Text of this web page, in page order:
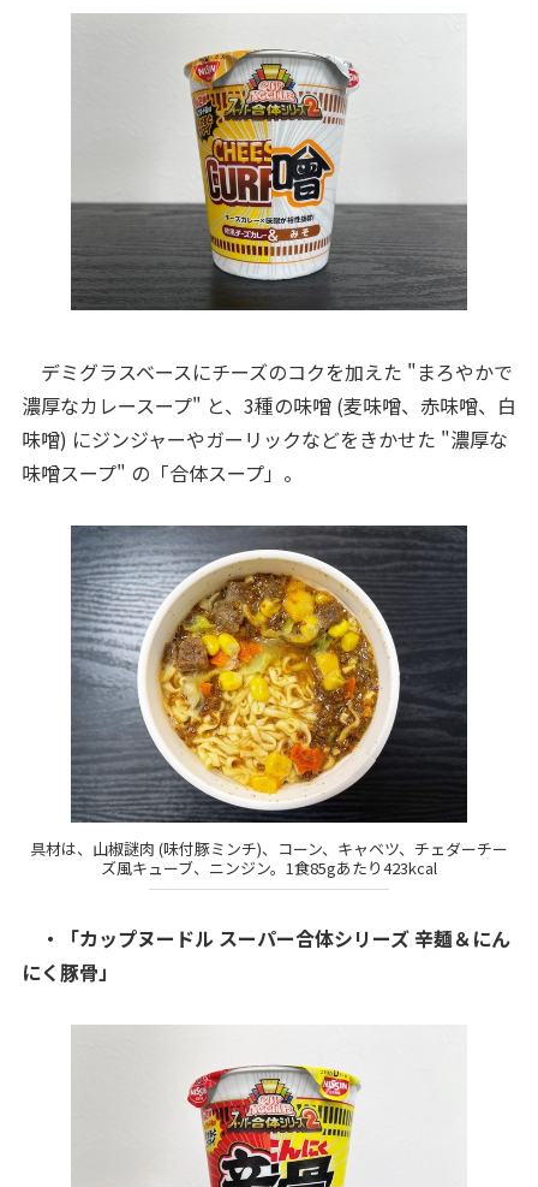
デミグラスベースにチーズのコクを加えた "まろやかで
濃厚なカレースープ" と、3種の味噌 (麦味噌、赤味噌、白
味噌) にジンジャーやガーリックなどをきかせた "濃厚な
味噌スープ" の「合体スープ」。
具材は、山椒謎肉 (味付豚ミンチ)、コーン、キャベツ、チェダーチー
ズ風キューブ、ニンジン。1食85gあたり423kcal
・「カップヌードル スーパー合体シリーズ 辛麺＆にん
にく豚骨」